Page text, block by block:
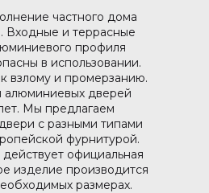
частного дома
Входные и террасные
профиля
в использовании.
взлому и промерзанию.
алюминиевых дверей
Мы предлагаем
с разными типами
фурнитурой.
официальная
изделие производится
размерах.